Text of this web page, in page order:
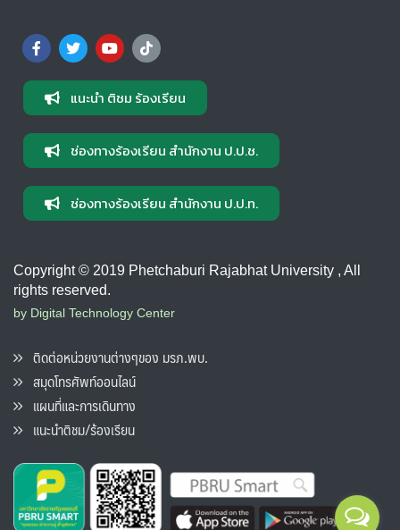
แนะนำ ติชม ร้องเรียน
ช่องทางร้องเรียน สำนักงาน ป.ป.ช.
ช่องทางร้องเรียน สำนักงาน ป.ป.ท.
Copyright © 2019 Phetchaburi Rajabhat University , All
rights reserved.
by Digital Technology Center
ติดต่อหน่วยงานต่างๆของ มรภ.พบ.
สมุดโทรศัพท์ออนไลน์
แผนที่และการเดินทาง
แนะนำติชม/ร้องเรียน